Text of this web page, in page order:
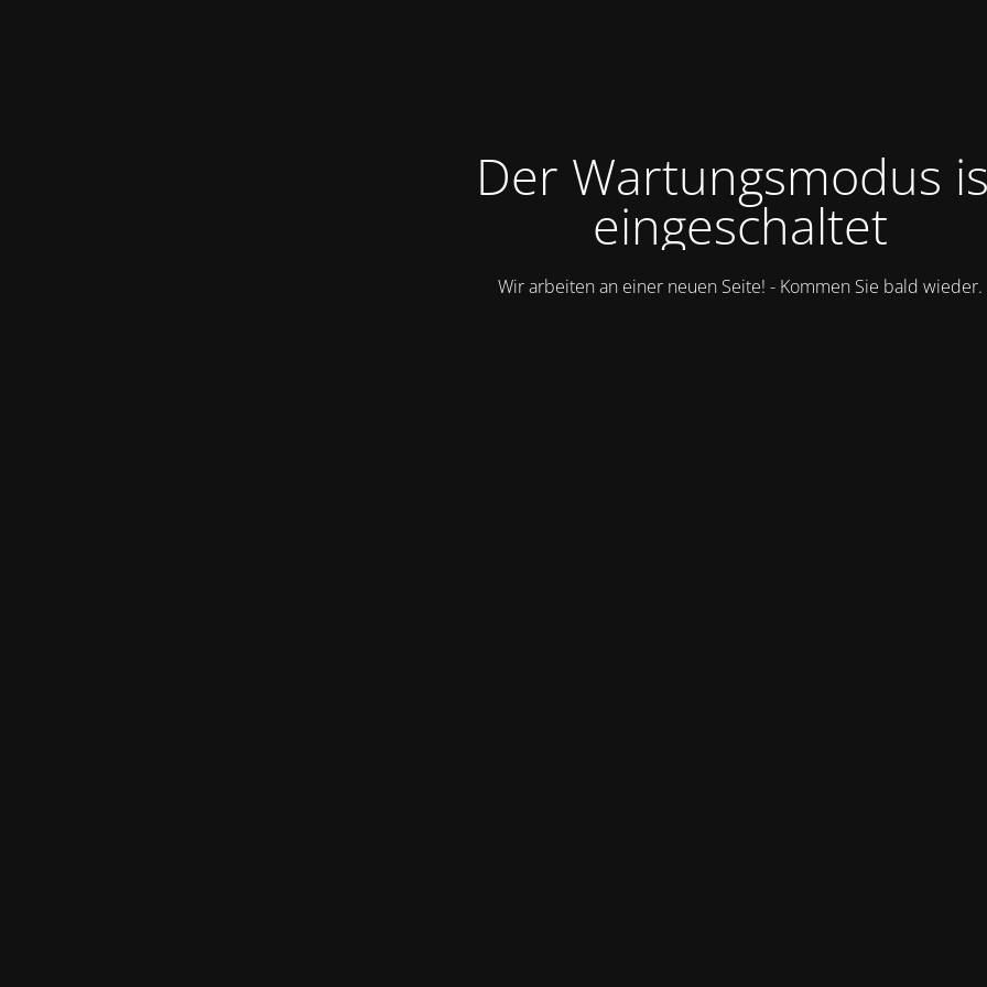
Der Wartungsmodus
eingeschaltet
Wir arbeiten an einer neuen Seite! - Kommen Sie bald wieder.